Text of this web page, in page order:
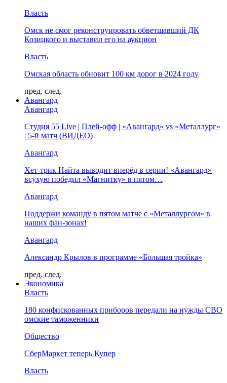
Власть
Омск не смог реконструировать обветшавший ДК
Козицкого и выставил его на аукцион
Власть
Омская область обновит 100 км дорог в 2024 году
пред. след.
Авангард
Авангард
Студия 55 Live | Плей-офф | «Авангард» vs «Металлург»
| 5-й матч (ВИДЕО)
Авангард
Хет-трик Найта выводит вперёд в серии! «Авангард»
всухую победил «Магнитку» в пятом…
Авангард
Поддержи команду в пятом матче с «Металлургом» в
наших фан-зонах!
Авангард
Александр Крылов в программе «Большая тройка»
пред. след.
Экономика
Власть
180 конфискованных приборов передали на нужды СВО
омские таможенники
Общество
СберМаркет теперь Купер
Власть